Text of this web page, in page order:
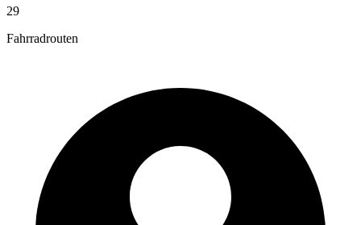
29
Fahrradrouten